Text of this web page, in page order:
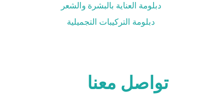
دبلومة العناية بالبشرة والشعر
دبلومة التركيبات التجميلية
تواصل معنا